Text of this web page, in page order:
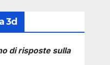
3d
di risposte sulla